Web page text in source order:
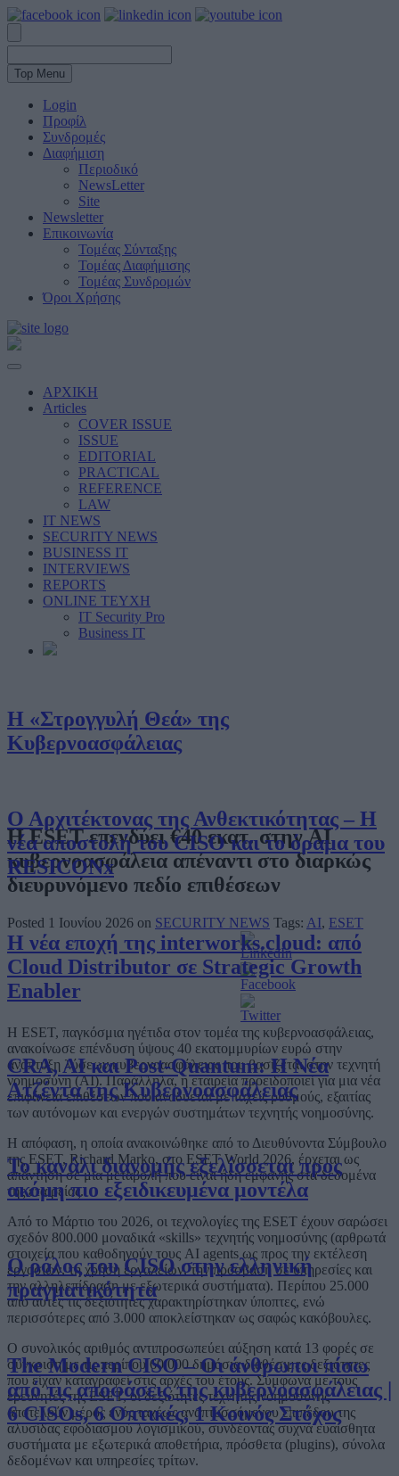
Top Menu
Login
Προφίλ
Συνδρομές
Διαφήμιση
Περιοδικό
NewsLetter
Site
Newsletter
Επικοινωνία
Τομέας Σύνταξης
Τομέας Διαφήμισης
Τομέας Συνδρομών
Όροι Χρήσης
ΑΡΧΙΚΗ
Articles
COVER ISSUE
ISSUE
EDITORIAL
PRACTICAL
REFERENCE
LAW
IT NEWS
SECURITY NEWS
BUSINESS IT
INTERVIEWS
REPORTS
ONLINE ΤΕΥΧΗ
IT Security Pro
Business IT
Η «Στρογγυλή Θεά» της
Κυβερνοασφάλειας
Ο Αρχιτέκτονας της Ανθεκτικότητας – Η
νέα αποστολή του CISO και το όραμα του
RESICONx
Η νέα εποχή της interworks.cloud: από
Cloud Distributor σε Strategic Growth
Enabler
CRA, AI και Post-Quantum: Η Νέα
Ατζέντα της Κυβερνοασφάλειας
Το κανάλι διανομής εξελίσσεται προς
ακόμη πιο εξειδικευμένα μοντέλα
Ο ρόλος του CISO στην ελληνική
πραγματικότητα
The Modern CISO – Οι άνθρωποι πίσω
από τις αποφάσεις της κυβερνοασφάλειας |
6 CISOs, 6 Οπτικές, 1 Κοινός Στόχος
Η ESET επενδύει €40 εκατ. στην AI
κυβερνοασφάλεια απέναντι στο διαρκώς
διευρυνόμενο πεδίο επιθέσεων
Posted 1 Ιουνίου 2026 on SECURITY NEWS Tags: AI, ESET
Η ESET, παγκόσμια ηγέτιδα στον τομέα της κυβερνοασφάλειας,
ανακοίνωσε επένδυση ύψους 40 εκατομμυρίων ευρώ στην
ανάπτυξη λύσεων κυβερνοασφάλειας που βασίζεται στην τεχνητή
νοημοσύνη (AI). Παράλληλα, η εταιρεία προειδοποιεί για μια νέα
επιφάνεια επιθέσεων που αναδύεται με ταχείς ρυθμούς, εξαιτίας
των αυτόνομων και ενεργών συστημάτων τεχνητής νοημοσύνης.
Η απόφαση, η οποία ανακοινώθηκε από το Διευθύνοντα Σύμβουλο
της ESET, Richard Marko, στο ESET World 2026, έρχεται ως
απάντηση σε μια μεταβολή που είναι ήδη εμφανής στα δεδομένα
της εταιρείας.
Από το Μάρτιο του 2026, οι τεχνολογίες της ESET έχουν σαρώσει
σχεδόν 800.000 μοναδικά «skills» τεχνητής νοημοσύνης (αρθρωτά
στοιχεία που καθοδηγούν τους AI agents ως προς την εκτέλεση
εργασιών, τη χρήση εργαλείων, την πρόσβαση σε υπηρεσίες και
την αλληλεπίδραση με εξωτερικά συστήματα). Περίπου 25.000
από αυτές τις δεξιότητες χαρακτηρίστηκαν ύποπτες, ενώ
περισσότερες από 3.000 αποκλείστηκαν ως σαφώς κακόβουλες.
Ο συνολικός αριθμός αντιπροσωπεύει αύξηση κατά 13 φορές σε
σύγκριση με τις περίπου 60.000 δημόσια διαθέσιμες δεξιότητες
που είχαν καταγραφεί στις αρχές του έτους. Σύμφωνα με τους
ερευνητές της ESET, οι δεξιότητες τεχνητής νοημοσύνης
αποτελούν μέρος ενός ταχέως αναπτυσσόμενου επιπέδου της
αλυσίδας εφοδιασμού λογισμικού, συνδέοντας συχνά ευαίσθητα
συστήματα με εξωτερικά αποθετήρια, πρόσθετα (plugins), σύνολα
δεδομένων και υπηρεσίες τρίτων.